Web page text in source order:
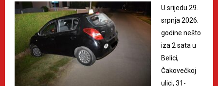
U srijedu 29.
srpnja 2026.
godine nešto
iza 2 sata u
Belici,
Čakovečkoj
ulici, 31-